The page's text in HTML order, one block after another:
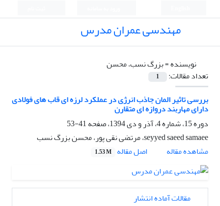
مهندسی عمران مدرس
نویسنده =بزرگ نسب، محسن
تعداد مقالات:
1
بررسی تاثیر المان جاذب انرژی در عملکرد لرزه ای قاب های فولادی
دارای مهاربند دروازه ای متقارن
دوره 15، شماره 4، آذر و دی 1394، صفحه
41-53
seyyed saeed samaee، مرتضی نقی پور، محسن بزرگ نسب
مشاهده مقاله
اصل مقاله 1.53 M
مقالات آماده انتشار